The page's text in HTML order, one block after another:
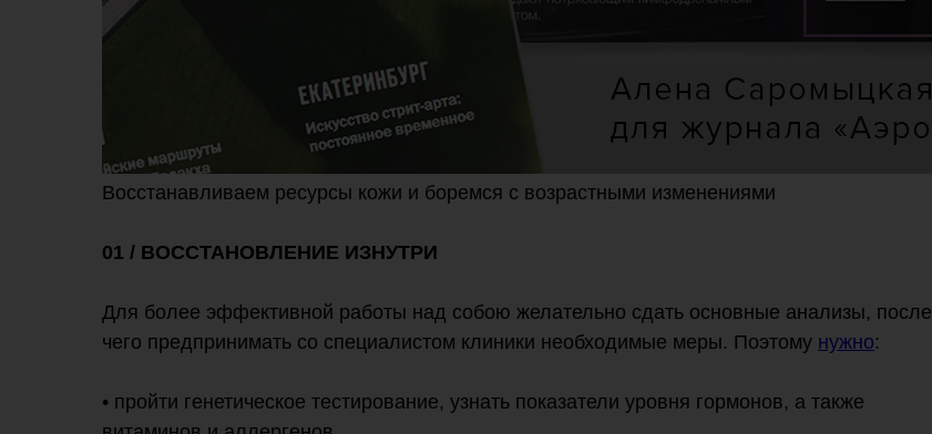
Восстанавливаем ресурсы кожи и боремся с возрастными изменениями
01 / ВОССТАНОВЛЕНИЕ ИЗНУТРИ
Для более эффективной работы над собою желательно сдать основные анализы, после
чего предпринимать со специалистом клиники необходимые меры. Поэтому нужно:
• пройти генетическое тестирование, узнать показатели уровня гормонов, а также